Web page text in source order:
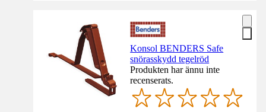
Konsol BENDERS Safe
snörasskydd tegelröd
Produkten har ännu inte
recenserats.